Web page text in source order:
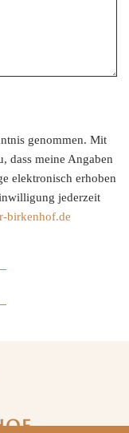
genommen. Mit
dass meine Angaben
elektronisch erhoben
jederzeit
birkenhof.de